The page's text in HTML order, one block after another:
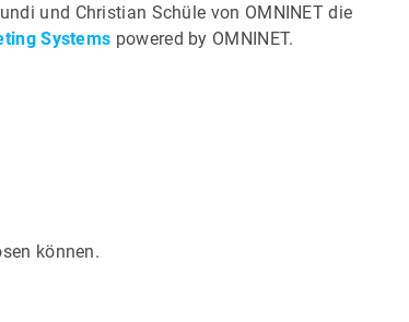
und Christian Schüle von OMNINET die
Systems powered by OMNINET.
können.